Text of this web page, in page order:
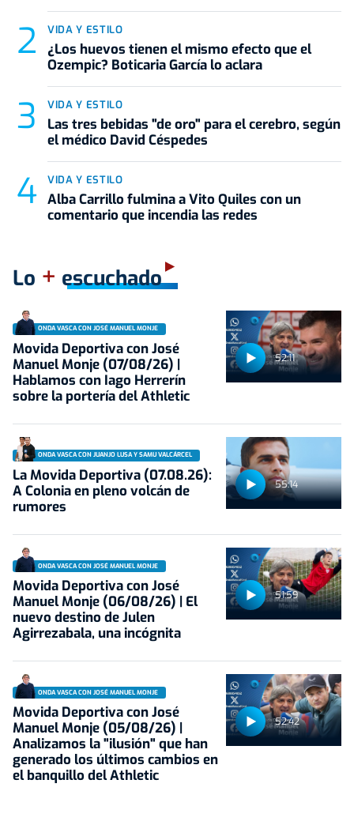
VIDA Y ESTILO
¿Los huevos tienen el mismo efecto que el
Ozempic? Boticaria García lo aclara
VIDA Y ESTILO
Las tres bebidas "de oro" para el cerebro, según
el médico David Céspedes
VIDA Y ESTILO
Alba Carrillo fulmina a Vito Quiles con un
comentario que incendia las redes
Lo + escuchado
52:11
ONDA VASCA CON JOSÉ MANUEL MONJE
Movida Deportiva con José
Manuel Monje (07/08/26) |
Hablamos con Iago Herrerín
sobre la portería del Athletic
55:14
ONDA VASCA CON JUANJO LUSA Y SAMU VALCÁRCEL
La Movida Deportiva (07.08.26):
A Colonia en pleno volcán de
rumores
51:59
ONDA VASCA CON JOSÉ MANUEL MONJE
Movida Deportiva con José
Manuel Monje (06/08/26) | El
nuevo destino de Julen
Agirrezabala, una incógnita
52:42
ONDA VASCA CON JOSÉ MANUEL MONJE
Movida Deportiva con José
Manuel Monje (05/08/26) |
Analizamos la "ilusión" que han
generado los últimos cambios en
el banquillo del Athletic